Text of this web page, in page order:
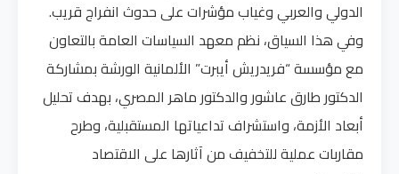
الدولي والعربي وغياب مؤشرات على حدوث انفراج قريب.
وفي هذا السياق، نظم معهد السياسات العامة بالتعاون
مع مؤسسة “فريدريش أيبرت” الألمانية الورشة بمشاركة
الدكتور طارق عاشور والدكتور ماهر المصري، بهدف تحليل
أبعاد الأزمة، واستشراف تداعياتها المستقبلية، وطرح
مقاربات عملية للتخفيف من آثارها على الاقتصاد